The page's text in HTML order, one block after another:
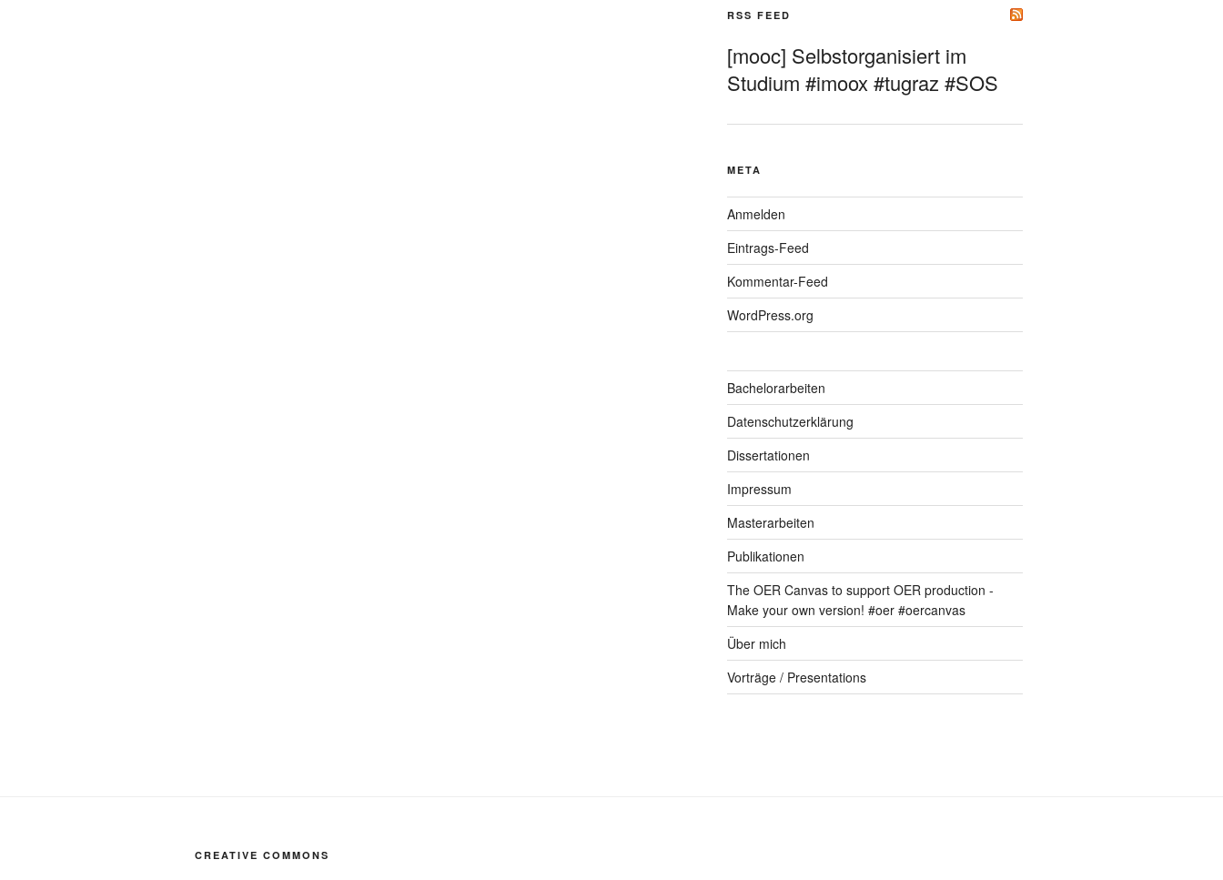
RSS FEED
[mooc] Selbstorganisiert im
Studium #imoox #tugraz #SOS
META
Anmelden
Eintrags-Feed
Kommentar-Feed
WordPress.org
Bachelorarbeiten
Datenschutzerklärung
Dissertationen
Impressum
Masterarbeiten
Publikationen
The OER Canvas to support OER production -
Make your own version! #oer #oercanvas
Über mich
Vorträge / Presentations
CREATIVE COMMONS